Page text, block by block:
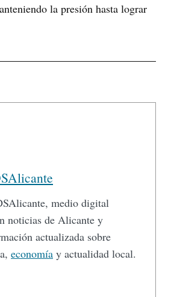
la presión hasta lograr
medio digital
noticias de Alicante y
actualizada sobre
economía y actualidad local.